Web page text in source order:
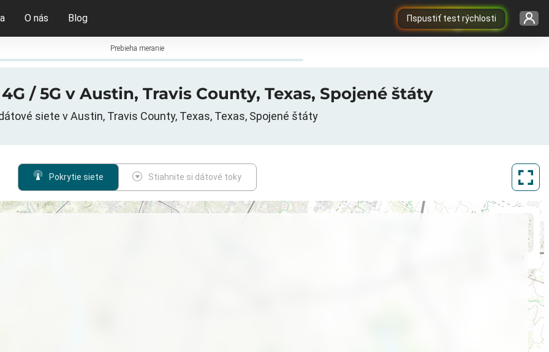
Пspustiť test rýchlosti
O nás Blog
Prebieha meranie
/ 5G v Austin, Travis County, Texas, Spojené štáty
siete v Austin, Travis County, Texas, Texas, Spojené štáty
Pokrytie siete Stiahnite si dátové toky